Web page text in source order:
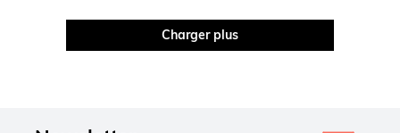
Charger plus